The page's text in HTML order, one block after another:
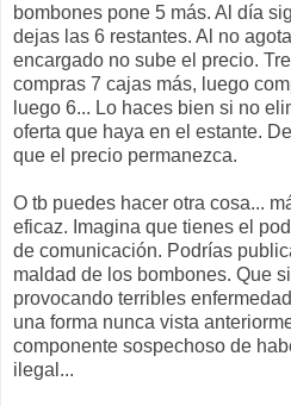
bombones pone 5 más. Al día
dejas las 6 restantes. Al no
encargado no sube el precio.
compras 7 cajas más, luego
luego 6... Lo haces bien si no
oferta que haya en el estante.
que el precio permanezca.
O tb puedes hacer otra cosa...
eficaz. Imagina que tienes el
de comunicación. Podrías
maldad de los bombones. Que
provocando terribles
una forma nunca vista
componente sospechoso de
ilegal...